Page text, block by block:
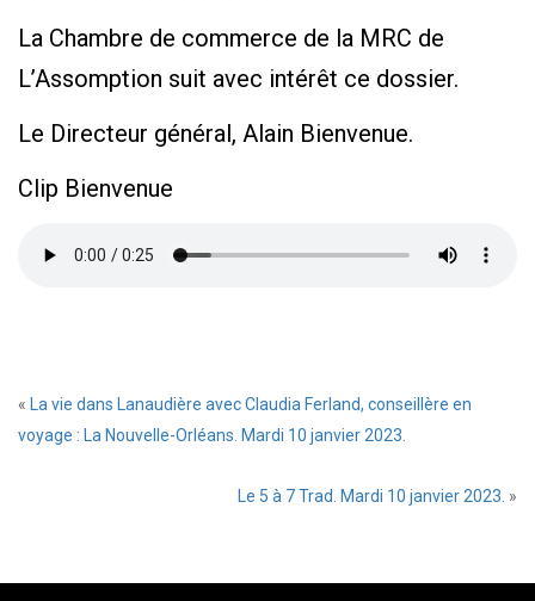
La Chambre de commerce de la MRC de
L’Assomption suit avec intérêt ce dossier.
Le Directeur général, Alain Bienvenue.
Clip Bienvenue
«
La vie dans Lanaudière avec Claudia Ferland, conseillère en
voyage : La Nouvelle-Orléans. Mardi 10 janvier 2023.
Le 5 à 7 Trad. Mardi 10 janvier 2023. »